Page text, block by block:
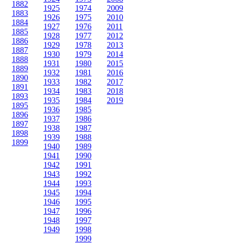
1882
1883
1884
1885
1886
1887
1888
1889
1890
1891
1893
1895
1896
1897
1898
1899
1925
1926
1927
1928
1929
1930
1931
1932
1933
1934
1935
1936
1937
1938
1939
1940
1941
1942
1943
1944
1945
1946
1947
1948
1949
1974
1975
1976
1977
1978
1979
1980
1981
1982
1983
1984
1985
1986
1987
1988
1989
1990
1991
1992
1993
1994
1995
1996
1997
1998
1999
2009
2010
2011
2012
2013
2014
2015
2016
2017
2018
2019